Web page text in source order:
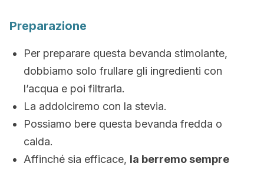
Preparazione
Per preparare questa bevanda stimolante,
dobbiamo solo frullare gli ingredienti con
l’acqua e poi filtrarla.
La addolciremo con la stevia.
Possiamo bere questa bevanda fredda o
calda.
Affinché sia efficace, la berremo sempre